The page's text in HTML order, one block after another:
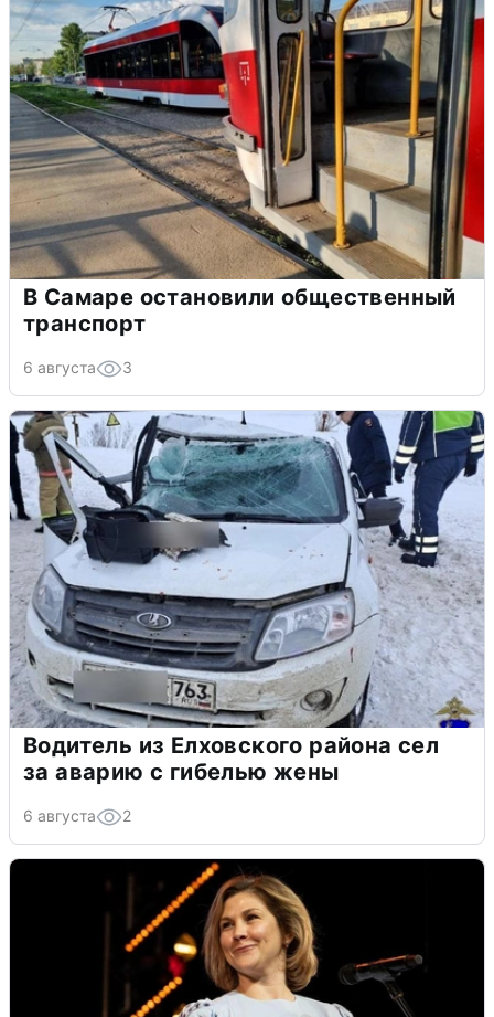
В Самаре остановили общественный
транспорт
6 августа 3
Водитель из Елховского района сел
за аварию с гибелью жены
6 августа 2